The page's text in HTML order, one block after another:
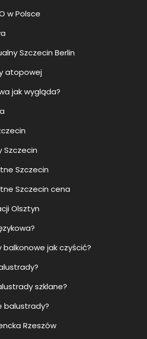
w Polsce
Szczecin Berlin
atopowej
jak wygląda?
Szczecin
Szczecin
Szczecin cena
Olsztyn
jak czyścić?
szklane?
balustrady?
Rzeszów